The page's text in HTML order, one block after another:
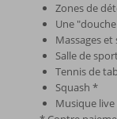
Zones de
Une
Massages
Salle de
Tennis de
Squash *
Musique